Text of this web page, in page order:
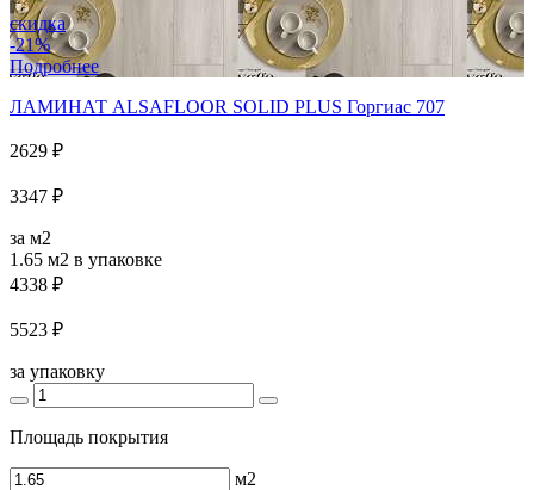
скидка
-21%
Подробнее
ЛАМИНАТ ALSAFLOOR SOLID PLUS Горгиас 707
2629 ₽
3347 ₽
за м2
1.65 м2 в упаковке
4338 ₽
5523 ₽
за упаковку
Площадь покрытия
м2